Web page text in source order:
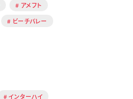
アメフト
ビーチバレー
インターハイ